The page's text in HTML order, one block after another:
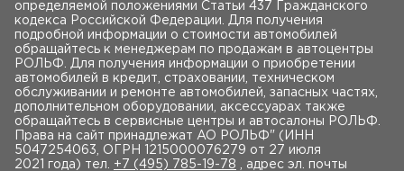
определяемой положениями Статьи 437 Гражданского
кодекса Российской Федерации. Для получения
подробной информации о стоимости автомобилей
обращайтесь к менеджерам по продажам в автоцентры
РОЛЬФ. Для получения информации о приобретении
автомобилей в кредит, страховании, техническом
обслуживании и ремонте автомобилей, запасных частях,
дополнительном оборудовании, аксессуарах также
обращайтесь в сервисные центры и автосалоны РОЛЬФ.
Права на сайт принадлежат AO РОЛЬФ" (ИНН
5047254063, ОГРН 1215000076279 от 27 июля
2021 года) тел. +7 (495) 785-19-78 , адрес эл. почты